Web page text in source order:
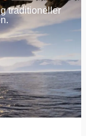
traditioneller